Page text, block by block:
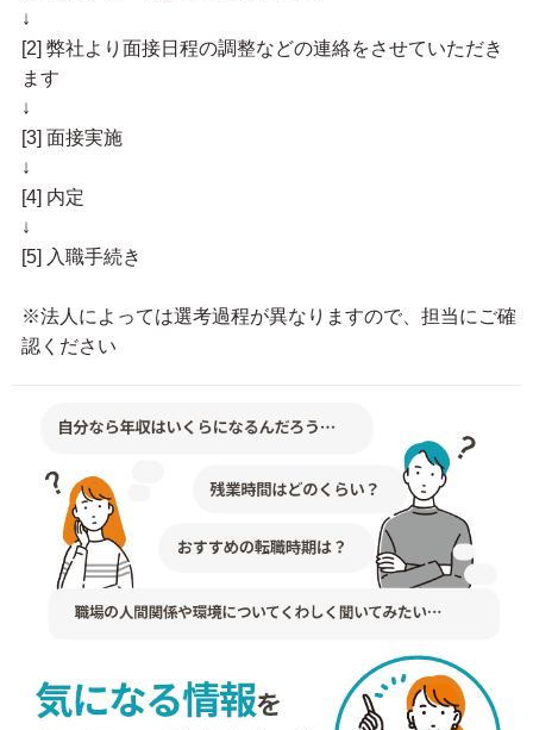
↓
[2] 弊社より面接日程の調整などの連絡をさせていただき
ます
↓
[3] 面接実施
↓
[4] 内定
↓
[5] 入職手続き
※法人によっては選考過程が異なりますので、担当にご確
認ください